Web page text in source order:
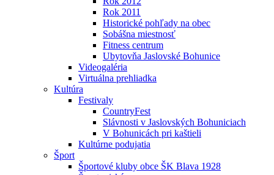
Rok 2011
Historické pohľady na obec
Sobášna miestnosť
Fitness centrum
Ubytovňa Jaslovské Bohunice
Videogaléria
Virtuálna prehliadka
Kultúra
Festivaly
CountryFest
Slávnosti v Jaslovských Bohuniciach
V Bohunicách pri kaštieli
Kultúrne podujatia
Šport
Športové kluby obce ŠK Blava 1928